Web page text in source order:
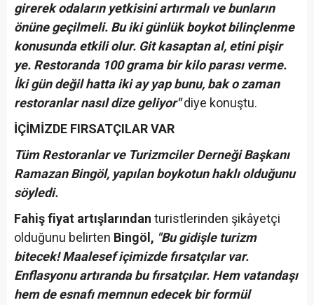
girerek odaların yetkisini artırmalı ve bunların
önüne geçilmeli. Bu iki günlük boykot bilinçlenme
konusunda etkili olur. Git kasaptan al, etini pişir
ye. Restoranda 100 grama bir kilo parası verme.
İki gün değil hatta iki ay yap bunu, bak o zaman
restoranlar nasıl dize geliyor"diye konuştu.
İÇİMİZDE FIRSATÇILAR VAR
Tüm Restoranlar ve Turizmciler Derneği Başkanı
Ramazan Bingöl, yapılan boykotun haklı olduğunu
söyledi.
Fahiş fiyat artışlarından turistlerinden şikâyetçi
olduğunu belirten Bingöl, "Bu gidişle turizm
bitecek! Maalesef içimizde fırsatçılar var.
Enflasyonu artıranda bu fırsatçılar. Hem vatandaşı
hem de esnafı memnun edecek bir formül